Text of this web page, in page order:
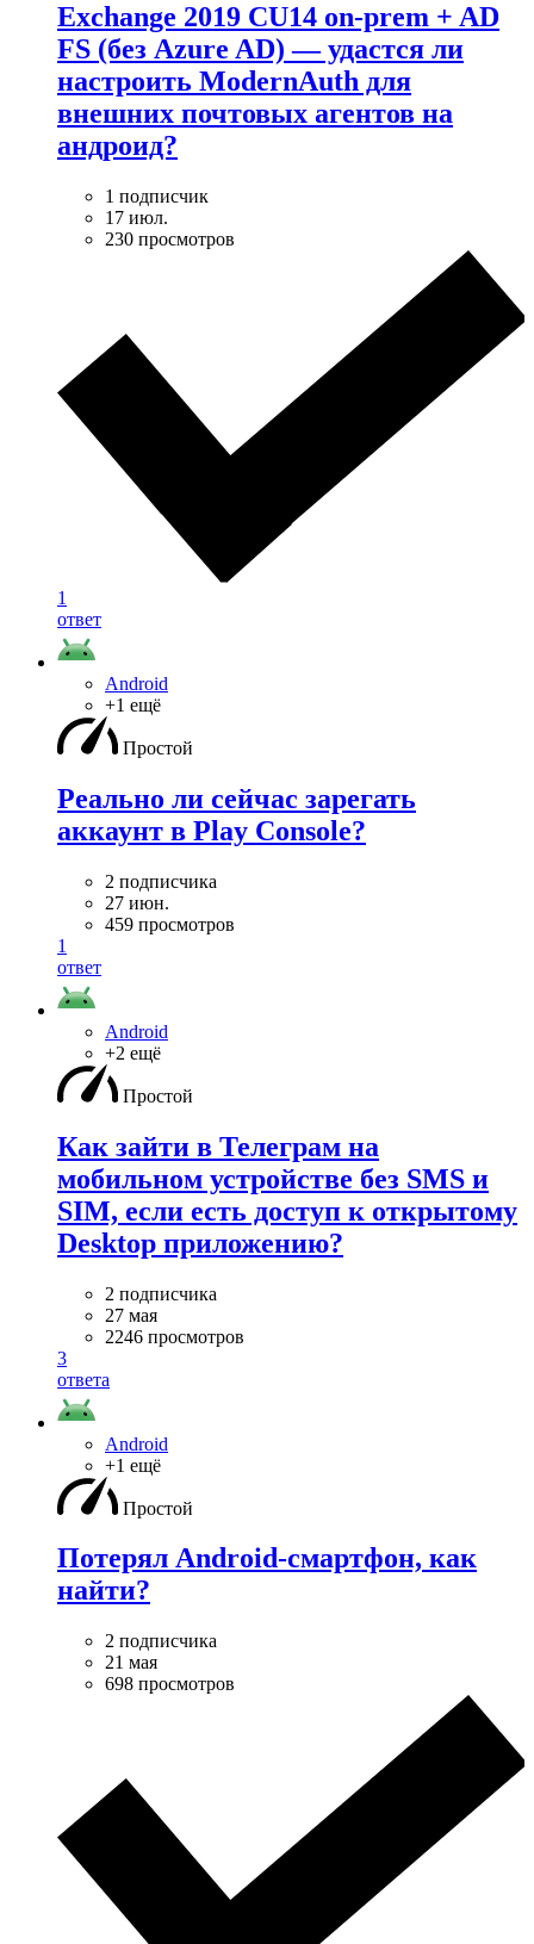
Exchange 2019 CU14 on-prem + AD
FS (без Azure AD) — удаcтся ли
настроить ModernAuth для
внешних почтовых агентов на
андроид?
1 подписчик
17 июл.
230 просмотров
1
ответ
Android
+1 ещё
Простой
Реально ли сейчас зарегать
аккаунт в Play Console?
2 подписчика
27 июн.
459 просмотров
1
ответ
Android
+2 ещё
Простой
Как зайти в Телеграм на
мобильном устройстве без SMS и
SIM, если есть доступ к открытому
Desktop приложению?
2 подписчика
27 мая
2246 просмотров
3
ответа
Android
+1 ещё
Простой
Потерял Android-смартфон, как
найти?
2 подписчика
21 мая
698 просмотров